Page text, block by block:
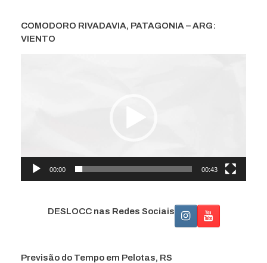
COMODORO RIVADAVIA, PATAGONIA – ARG:
VIENTO
00:00 00:43
DESLOCC nas Redes Sociais
Previsão do Tempo em Pelotas, RS